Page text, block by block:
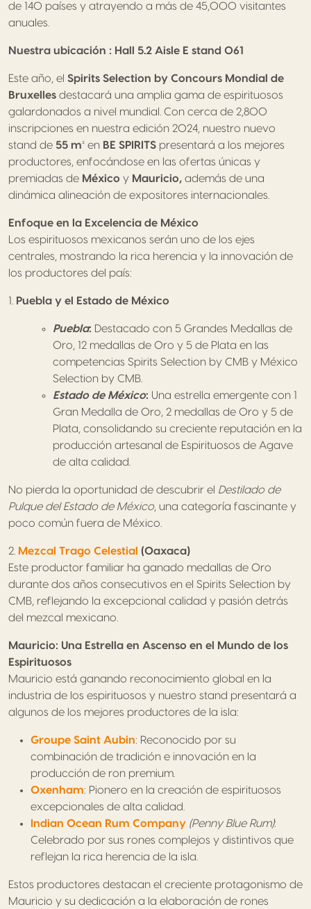
de 140 países y atrayendo a más de 45,000 visitantes
anuales.
Nuestra ubicación : Hall 5.2 Aisle E stand 061
Este año, el Spirits Selection by Concours Mondial de
Bruxelles destacará una amplia gama de espirituosos
galardonados a nivel mundial. Con cerca de 2,800
inscripciones en nuestra edición 2024, nuestro nuevo
stand de 55 m² en BE SPIRITS presentará a los mejores
productores, enfocándose en las ofertas únicas y
premiadas de México y Mauricio, además de una
dinámica alineación de expositores internacionales.
Enfoque en la Excelencia de México
Los espirituosos mexicanos serán uno de los ejes
centrales, mostrando la rica herencia y la innovación de
los productores del país:
1. Puebla y el Estado de México
Puebla: Destacado con 5 Grandes Medallas de
Oro, 12 medallas de Oro y 5 de Plata en las
competencias Spirits Selection by CMB y México
Selection by CMB.
Estado de México: Una estrella emergente con 1
Gran Medalla de Oro, 2 medallas de Oro y 5 de
Plata, consolidando su creciente reputación en la
producción artesanal de Espirituosos de Agave
de alta calidad.
No pierda la oportunidad de descubrir el Destilado de
Pulque del Estado de México , una categoría fascinante y
poco común fuera de México.
2. Mezcal Trago Celestial (Oaxaca)
Este productor familiar ha ganado medallas de Oro
durante dos años consecutivos en el Spirits Selection by
CMB, reflejando la excepcional calidad y pasión detrás
del mezcal mexicano.
Mauricio: Una Estrella en Ascenso en el Mundo de los
Espirituosos
Mauricio está ganando reconocimiento global en la
industria de los espirituosos y nuestro stand presentará a
algunos de los mejores productores de la isla:
Groupe Saint Aubin: Reconocido por su
combinación de tradición e innovación en la
producción de ron premium.
Oxenham: Pionero en la creación de espirituosos
excepcionales de alta calidad.
Indian Ocean Rum Company (Penny Blue Rum):
Celebrado por sus rones complejos y distintivos que
reflejan la rica herencia de la isla.
Estos productores destacan el creciente protagonismo de
Mauricio y su dedicación a la elaboración de rones